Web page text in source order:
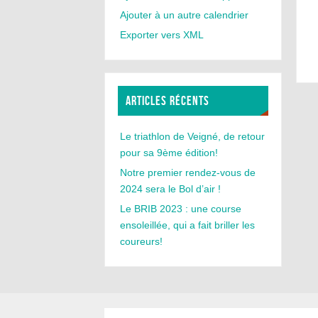
Ajouter à un autre calendrier
Exporter vers XML
ARTICLES RÉCENTS
Le triathlon de Veigné, de retour
pour sa 9ème édition!
Notre premier rendez-vous de
2024 sera le Bol d’air !
Le BRIB 2023 : une course
ensoleillée, qui a fait briller les
coureurs!